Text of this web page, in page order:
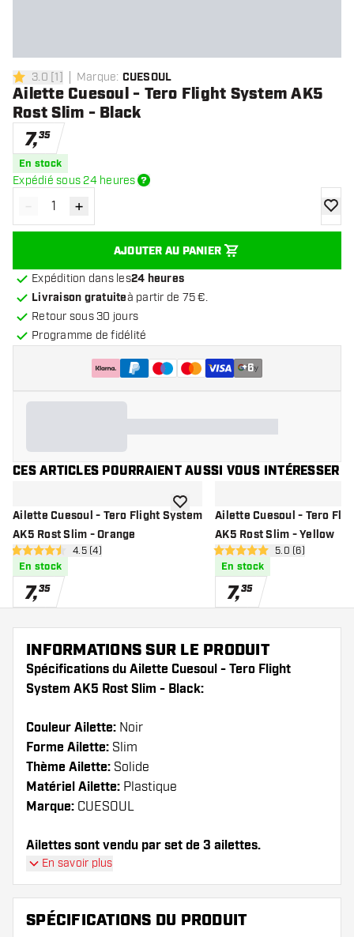
3 étoiles de notation
3.0 [1] Marque: CUESOUL
Ailette Cuesoul - Tero Flight System AK5
Rost Slim - Black
7,35
En stock
Expédié sous 24 heures
Diminuer la quantité
- Augmenter la quantité
+
AJOUTER AU PANIER
Expédition dans les24 heures
Livraison gratuiteà partir de 75 €.
Retour sous 30 jours
Programme de fidélité
+6
CES ARTICLES POURRAIENT AUSSI VOUS INTÉRESSER
Ailette Cuesoul - Tero Flight System
AK5 Rost Slim - Orange
ouvrir le panneau des avis
4.5 étoiles de notation
4.5 (4)
En stock
7,35
ajouter à la liste de souhaits
Ailette Cuesoul - Tero
AK5 Rost Slim - Yellow
ouvrir le
5 étoiles de notation
5.0 (6)
En stock
7,35
INFORMATIONS SUR LE PRODUIT
Spécifications du Ailette Cuesoul - Tero Flight
System AK5 Rost Slim - Black:
Couleur Ailette: Noir
Forme Ailette: Slim
Thème Ailette: Solide
Matériel Ailette: Plastique
Marque: CUESOUL
Ailettes sont vendu par set de 3 ailettes.
En savoir plus
SPÉCIFICATIONS DU PRODUIT